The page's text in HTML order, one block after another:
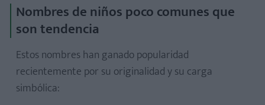
Nombres de niños poco comunes que
son tendencia
Estos nombres han ganado popularidad
recientemente por su originalidad y su carga
simbólica: